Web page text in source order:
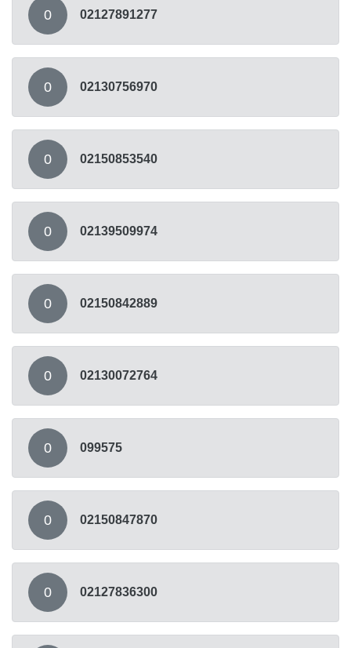
0 02127891277
0 02130756970
0 02150853540
0 02139509974
0 02150842889
0 02130072764
0 099575
0 02150847870
0 02127836300